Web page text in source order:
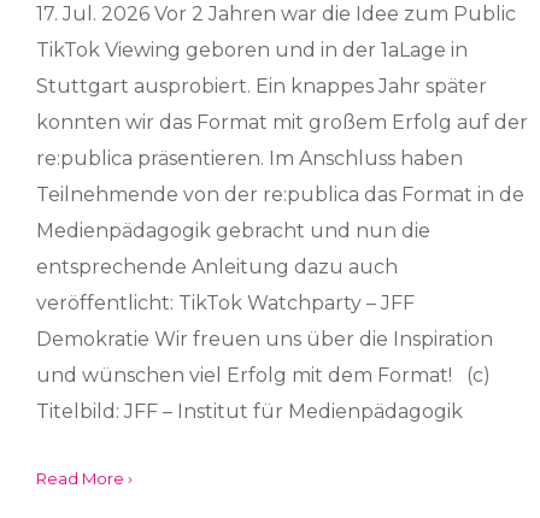
17. Jul. 2026 Vor 2 Jahren war die Idee zum Public
TikTok Viewing geboren und in der 1aLage in
Stuttgart ausprobiert. Ein knappes Jahr später
konnten wir das Format mit großem Erfolg auf der
re:publica präsentieren. Im Anschluss haben
Teilnehmende von der re:publica das Format in de
Medienpädagogik gebracht und nun die
entsprechende Anleitung dazu auch
veröffentlicht: TikTok Watchparty – JFF
Demokratie Wir freuen uns über die Inspiration
und wünschen viel Erfolg mit dem Format! (c)
Titelbild: JFF – Institut für Medienpädagogik
Read More ›